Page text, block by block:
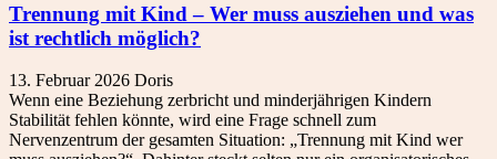
Trennung mit Kind – Wer muss ausziehen und was
ist rechtlich möglich?
13. Februar 2026 Doris
Wenn eine Beziehung zerbricht und minderjährigen Kindern
Stabilität fehlen könnte, wird eine Frage schnell zum
Nervenzentrum der gesamten Situation: „Trennung mit Kind wer